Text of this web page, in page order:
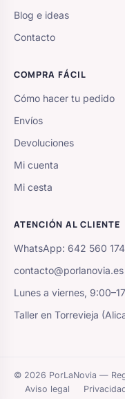
Blog e ideas
Contacto
COMPRA FÁCIL
Cómo hacer tu pedido
Envíos
Devoluciones
Mi cuenta
Mi cesta
ATENCIÓN AL CLIENTE
WhatsApp: 642 560 174
contacto@porlanovia.es
Lunes a viernes,
Taller en Torrevieja
© 2026 PorLaNovia —
Aviso legal